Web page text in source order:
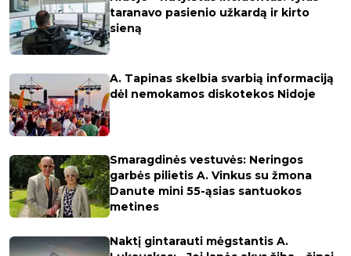
taranavo pasienio užkardą ir kirto
sieną
A. Tapinas skelbia svarbią informaciją
dėl nemokamos diskotekos Nidoje
Smaragdinės vestuvės: Neringos
garbės pilietis A. Vinkus su žmona
Danute mini 55-ąsias santuokos
metines
Naktį gintarauti mėgstantis A.